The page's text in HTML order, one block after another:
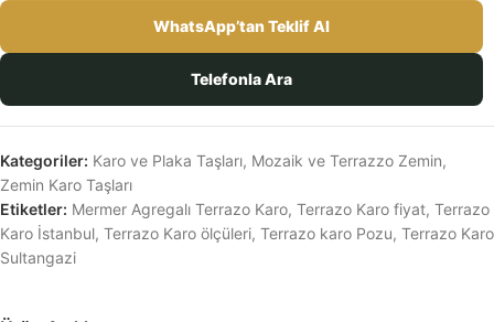
WhatsApp’tan Teklif Al
Telefonla Ara
Kategoriler: Karo ve Plaka Taşları, Mozaik ve Terrazzo Zemin,
Zemin Karo Taşları
Etiketler: Mermer Agregalı Terrazo Karo, Terrazo Karo fiyat, Terrazo
Karo İstanbul, Terrazo Karo ölçüleri, Terrazo karo Pozu, Terrazo Karo
Sultangazi